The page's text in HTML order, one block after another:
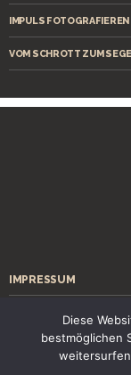
IMPULS FOTOGRAFIEREN
VOM SCHROTT ZUM
IMPRESSUM
KONTAKT
Diese
bestmöglichen